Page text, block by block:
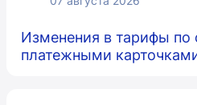
Изменения в тарифы по
платежными